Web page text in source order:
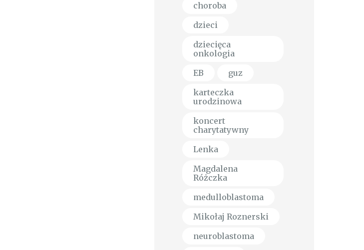
choroba
dzieci
dziecięca
onkologia
EB
guz
karteczka
urodzinowa
koncert
charytatywny
Lenka
Magdalena
Różczka
medulloblastoma
Mikołaj Roznerski
neuroblastoma